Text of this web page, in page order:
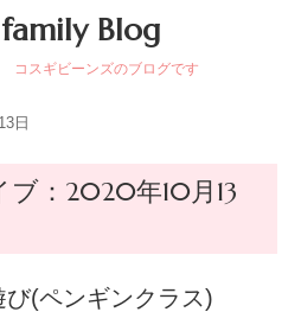
family Blog
コスギビーンズのブログです
13日
ブ：2020年10月13
び(ペンギンクラス)